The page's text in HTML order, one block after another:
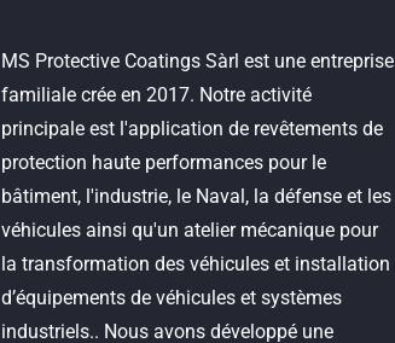
MS Protective Coatings Sàrl est une entreprise
familiale crée en 2017. Notre activité
principale est l'application de revêtements de
protection haute performances pour le
bâtiment, l'industrie, le Naval, la défense et les
véhicules ainsi qu'un atelier mécanique pour
la transformation des véhicules et installation
d’équipements de véhicules et systèmes
industriels.. Nous avons développé une